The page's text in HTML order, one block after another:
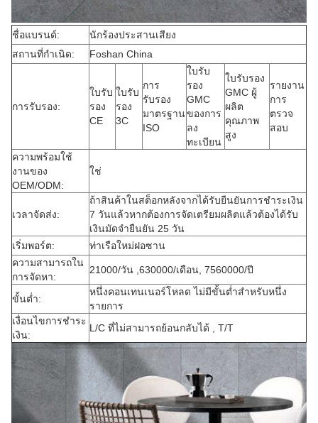
ชื่อแบรนด์:
นักร้องประสานเสียง
สถานที่กำเนิด:
Foshan China
การรับรอง:
ใบรับ
รอง
CE
ใบรับ
รอง
3C
การ
รับรอง
มาตรฐาน
ISO
ใบรับ
รอง
GMC
ของการ
ลง
ทะเบียน
ใบรับรอง
GMC ผู้
ผลิต
คุณภาพ
สูง
รายงาน
การ
ตรวจ
สอบ
ความพร้อมใช้
งานของ
OEM/ODM:
ใช่
เวลาจัดส่ง:
ถ้าสินค้าในสต็อกหลังจากได้รับยืนยันการชำระเงิน
7 วันแล้วหากต้องการจัดเตรียมผลิตแล้วต้องได้รับ
เงินมัดจำยืนยัน 25 วัน
เริ่มพอร์ต:
ท่าเรือใหม่ฝอซาน
ความสามารถใน
การจัดหา:
21000/วัน ,630000/เดือน, 7560000/ปี
ขั้นต่ำ:
หนึ่งคอนเทนเนอร์โหลด ไม่มีขั้นต่ำสำหรับหนึ่ง
รายการ
เงื่อนไขการชำระ
เงิน:
L/C ที่ไม่สามารถย้อนกลับได้ , T/T